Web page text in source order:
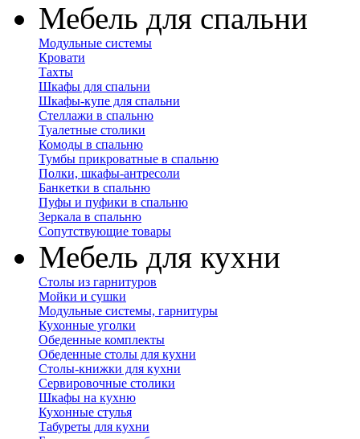
Мебель для спальни
Модульные системы
Кровати
Тахты
Шкафы для спальни
Шкафы-купе для спальни
Стеллажи в спальню
Туалетные столики
Комоды в спальню
Тумбы прикроватные в спальню
Полки, шкафы-антресоли
Банкетки в спальню
Пуфы и пуфики в спальню
Зеркала в спальню
Сопутствующие товары
Мебель для кухни
Столы из гарнитуров
Мойки и сушки
Модульные системы, гарнитуры
Кухонные уголки
Обеденные комплекты
Обеденные столы для кухни
Столы-книжки для кухни
Сервировочные столики
Шкафы на кухню
Кухонные стулья
Табуреты для кухни